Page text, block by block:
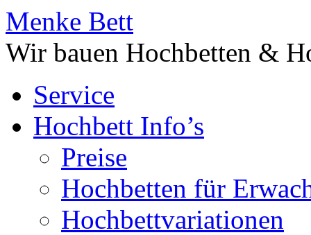
Menke Bett
Wir bauen Hochbetten &
Service
Hochbett Info’s
Preise
Hochbetten für
Hochbettvariationen